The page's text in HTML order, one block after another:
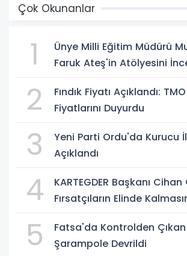
Çok Okunanlar
1
Ünye Milli Eğitim Müdürü
Faruk Ateş'in Atölyesini
2
Fındık Fiyatı Açıklandı:
Fiyatlarını Duyurdu
3
Yeni Parti Ordu'da Kurucu
Açıklandı
4
KARTEGDER Başkanı Cihan
Fırsatçıların Elinde
5
Fatsa'da Kontrolden Çıkan
Şarampole Devrildi